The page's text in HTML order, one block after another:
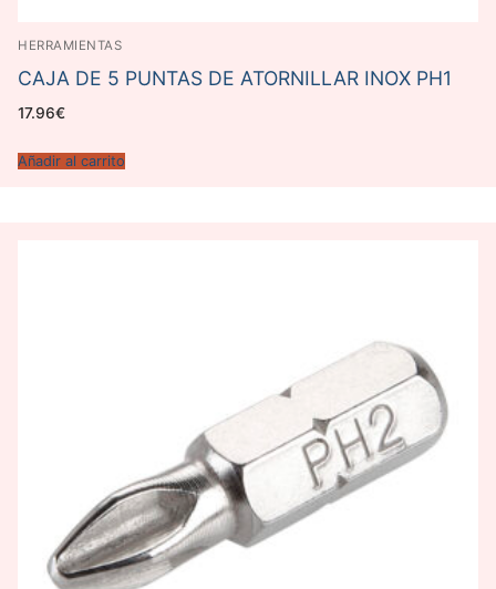
HERRAMIENTAS
CAJA DE 5 PUNTAS DE ATORNILLAR INOX PH1
17.96€
Añadir al carrito